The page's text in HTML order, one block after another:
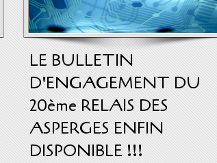
LE BULLETIN
D'ENGAGEMENT DU
20ème RELAIS DES
ASPERGES ENFIN
DISPONIBLE !!!